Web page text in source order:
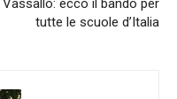
Vassallo: ecco il bando per
tutte le scuole d’Italia